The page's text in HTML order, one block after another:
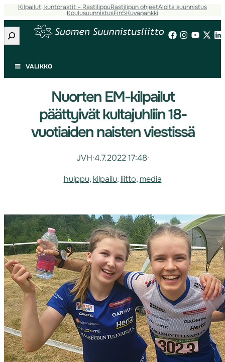
Kilpailut, kuntorastit – RastilippuRastilipun ohjeetAloita suunnistus
KoulusuunnistusFin5Kuvapankki
Etsi
VALIKKO
Nuorten EM-kilpailut
päättyivät kultajuhliin 18-
vuotiaiden naisten viestissä
JVH·4.7.2022 17:48·
huippu, kilpailu, liitto, media